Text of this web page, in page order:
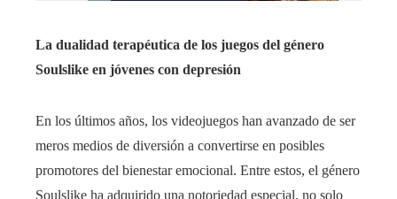
La dualidad terapéutica de los juegos del género
Soulslike en jóvenes con depresión
En los últimos años, los videojuegos han avanzado de ser
meros medios de diversión a convertirse en posibles
promotores del bienestar emocional. Entre estos, el género
Soulslike ha adquirido una notoriedad especial, no solo